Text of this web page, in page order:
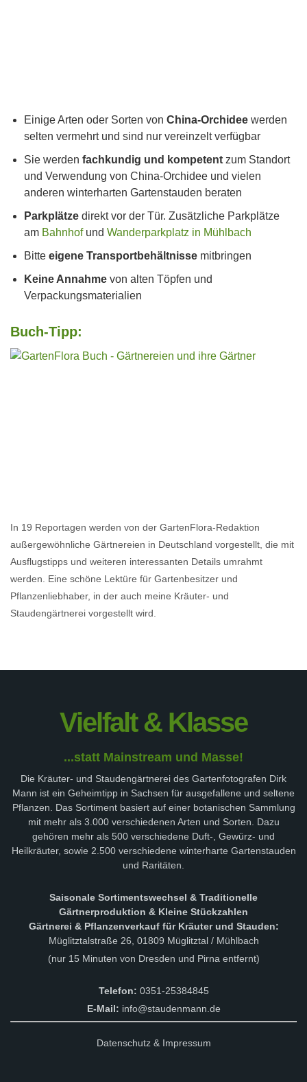
Einige Arten oder Sorten von China-Orchidee werden
selten vermehrt und sind nur vereinzelt verfügbar
Sie werden fachkundig und kompetent zum Standort
und Verwendung von China-Orchidee und vielen
anderen winterharten Gartenstauden beraten
Parkplätze direkt vor der Tür. Zusätzliche Parkplätze
am Bahnhofund Wanderparkplatz in Mühlbach
Bitte eigene Transportbehältnisse mitbringen
Keine Annahme von alten Töpfen und
Verpackungsmaterialien
Buch-Tipp:
In 19 Reportagen werden von der GartenFlora-Redaktion
außergewöhnliche Gärtnereien in Deutschland vorgestellt, die mit
Ausflugstipps und weiteren interessanten Details umrahmt
werden. Eine schöne Lektüre für Gartenbesitzer und
Pflanzenliebhaber, in der auch meine Kräuter- und
Staudengärtnerei vorgestellt wird.
Vielfalt & Klasse
...statt Mainstream und Masse!
Die Kräuter- und Staudengärtnerei des Gartenfotografen Dirk
Mann ist ein Geheimtipp in Sachsen für ausgefallene und seltene
Pflanzen. Das Sortiment basiert auf einer botanischen Sammlung
mit mehr als 3.000 verschiedenen Arten und Sorten. Dazu
gehören mehr als 500 verschiedene Duft-, Gewürz- und
Heilkräuter, sowie 2.500 verschiedene winterharte Gartenstauden
und Raritäten.
Saisonale Sortimentswechsel & Traditionelle
Gärtnerproduktion & Kleine Stückzahlen
Gärtnerei & Pflanzenverkauf für Kräuter und Stauden:
Müglitztalstraße 26, 01809 Müglitztal / Mühlbach
(nur 15 Minuten von Dresden und Pirna entfernt)
Telefon: 0351-25384845
E-Mail: info@staudenmann.de
Datenschutz & Impressum